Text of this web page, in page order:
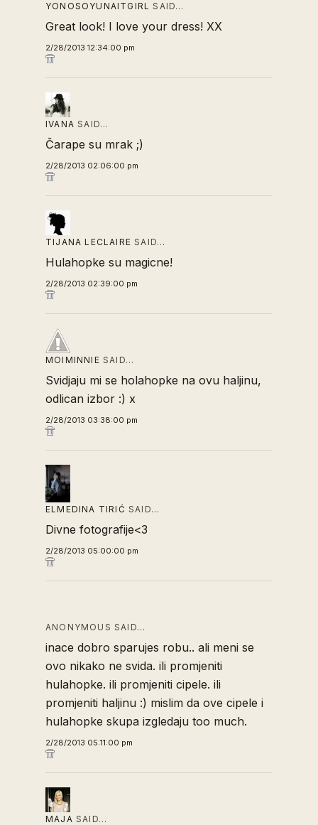
YONOSOYUNAITGIRL SAID…
Great look! I love your dress! XX
2/28/2013 12:34:00 pm
IVANA SAID…
Čarape su mrak ;)
2/28/2013 02:06:00 pm
TIJANA LECLAIRE SAID…
Hulahopke su magicne!
2/28/2013 02:39:00 pm
MOIMINNIE SAID…
Svidjaju mi se holahopke na ovu haljinu,
odlican izbor :) x
2/28/2013 03:38:00 pm
ELMEDINA TIRIĆ SAID…
Divne fotografije<3
2/28/2013 05:00:00 pm
ANONYMOUS SAID…
inace dobro sparujes robu.. ali meni se
ovo nikako ne svida. ili promjeniti
hulahopke. ili promjeniti cipele. ili
promjeniti haljinu :) mislim da ove cipele i
hulahopke skupa izgledaju too much.
2/28/2013 05:11:00 pm
MAJA SAID…